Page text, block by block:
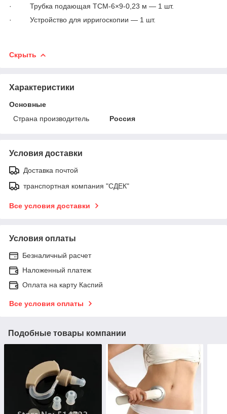
· Трубка подающая ТСМ-6×9-0,23 м — 1 шт.
· Устройство для ирригоскопии — 1 шт.
Скрыть
Характеристики
Основные
Страна производитель
Россия
Условия доставки
Доставка почтой
транспортная компания "СДЕК"
Все условия доставки
Условия оплаты
Безналичный расчет
Наложенный платеж
Оплата на карту Каспий
Все условия оплаты
Подобные товары компании